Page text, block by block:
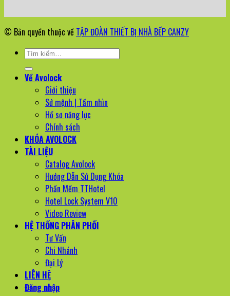
© Bản quyền thuộc về TẬP ĐOÀN THIẾT BỊ NHÀ BẾP CANZY
Tìm
kiếm:
Về Avolock
Giới thiệu
Sứ mệnh | Tầm nhìn
Hồ sơ năng lực
Chính sách
KHÓA AVOLOCK
TÀI LIỆU
Catalog Avolock
Hướng Dẫn Sử Dụng Khóa
Phần Mềm TTHotel
Hotel Lock System V10
Video Review
HỆ THỐNG PHÂN PHỐI
Tư Vấn
Chi Nhánh
Đại Lý
LIÊN HỆ
Đăng nhập